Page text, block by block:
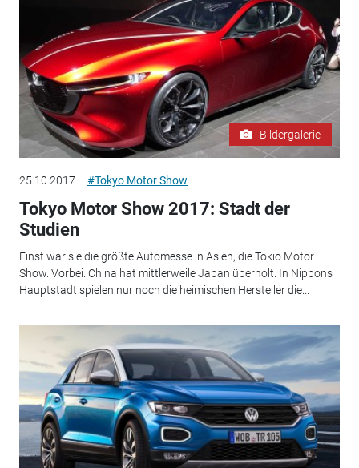
Bildergalerie
25.10.2017 #Tokyo Motor Show
Tokyo Motor Show 2017: Stadt der
Studien
Einst war sie die größte Automesse in Asien, die Tokio Motor
Show. Vorbei. China hat mittlerweile Japan überholt. In Nippons
Hauptstadt spielen nur noch die heimischen Hersteller die...